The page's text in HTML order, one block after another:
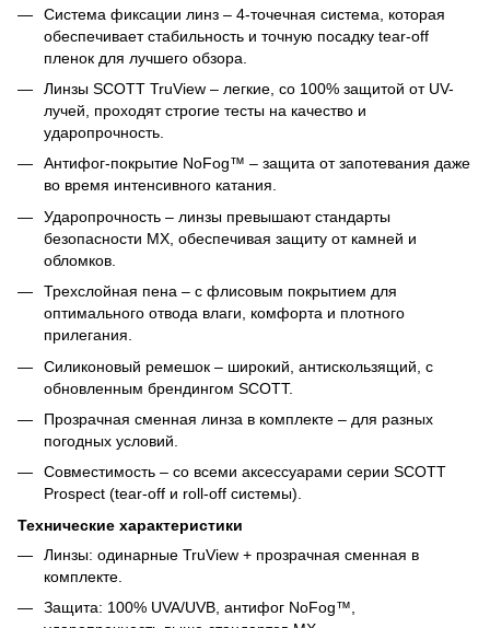
Система фиксации линз – 4-точечная система, которая
обеспечивает стабильность и точную посадку tear-off
пленок для лучшего обзора.
Линзы SCOTT TruView – легкие, со 100% защитой от UV-
лучей, проходят строгие тесты на качество и
ударопрочность.
Антифог-покрытие NoFog™ – защита от запотевания даже
во время интенсивного катания.
Ударопрочность – линзы превышают стандарты
безопасности MX, обеспечивая защиту от камней и
обломков.
Трехслойная пена – с флисовым покрытием для
оптимального отвода влаги, комфорта и плотного
прилегания.
Силиконовый ремешок – широкий, антискользящий, с
обновленным брендингом SCOTT.
Прозрачная сменная линза в комплекте – для разных
погодных условий.
Совместимость – со всеми аксессуарами серии SCOTT
Prospect (tear-off и roll-off системы).
Технические характеристики
Линзы: одинарные TruView + прозрачная сменная в
комплекте.
Защита: 100% UVA/UVB, антифог NoFog™,